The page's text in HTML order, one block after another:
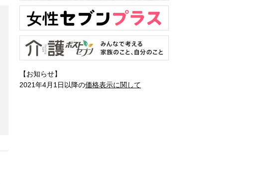
【お知らせ】
2021年4月1日以降の価格表示に関して